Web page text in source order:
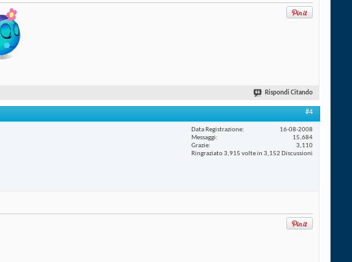
Rispondi Citando
#4
Data Registrazione
16-08-2008
Messaggi
15,684
Grazie
3,110
Ringraziato 3,915 volte in 3,152 Discussioni